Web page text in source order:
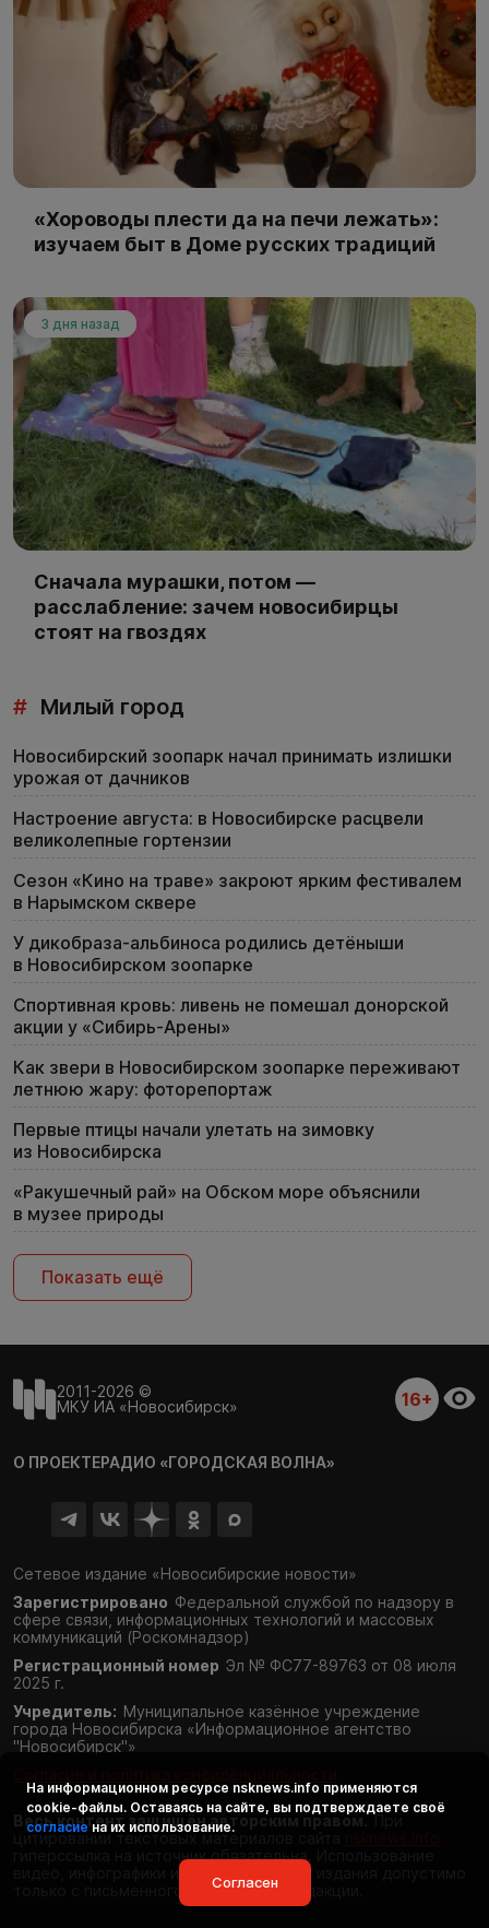
«Хороводы плести да на печи лежать»:
изучаем быт в Доме русских традиций
3 дня назад
Сначала мурашки, потом —
расслабление: зачем новосибирцы
стоят на гвоздях
# Милый город
Новосибирский зоопарк начал принимать излишки
урожая от дачников
Настроение августа: в Новосибирске расцвели
великолепные гортензии
Сезон «Кино на траве» закроют ярким фестивалем
в Нарымском сквере
У дикобраза-альбиноса родились детёныши
в Новосибирском зоопарке
Спортивная кровь: ливень не помешал донорской
акции у «Сибирь-Арены»
Как звери в Новосибирском зоопарке переживают
летнюю жару: фоторепортаж
Первые птицы начали улетать на зимовку
из Новосибирска
«Ракушечный рай» на Обском море объяснили
в музее природы
Показать ещё
2011-2026 ©
МКУ ИА «Новосибирск»
16+
О ПРОЕКТЕРАДИО «ГОРОДСКАЯ ВОЛНА»
Сетевое издание «Новосибирские новости»
Зарегистрировано Федеральной службой по надзору в
сфере связи, информационных технологий и массовых
коммуникаций (Роскомнадзор)
Регистрационный номер Эл № ФС77-89763 от 08 июля
2025 г.
Учредитель: Муниципальное казённое учреждение
города Новосибирска «Информационное агентство
"Новосибирск"»
Весь контент защищён авторским правом. При
цитировании текстовых материалов сайта
гиперссылка на источник обязательна. Использование
видео, инфографики и фотоматериалов издания допустимо
только с письменного разрешения редакции.
На информационном ресурсе nsknews.info применяются
cookie-файлы. Оставаясь на сайте, вы подтверждаете своё
согласие на их использование.
Согласен